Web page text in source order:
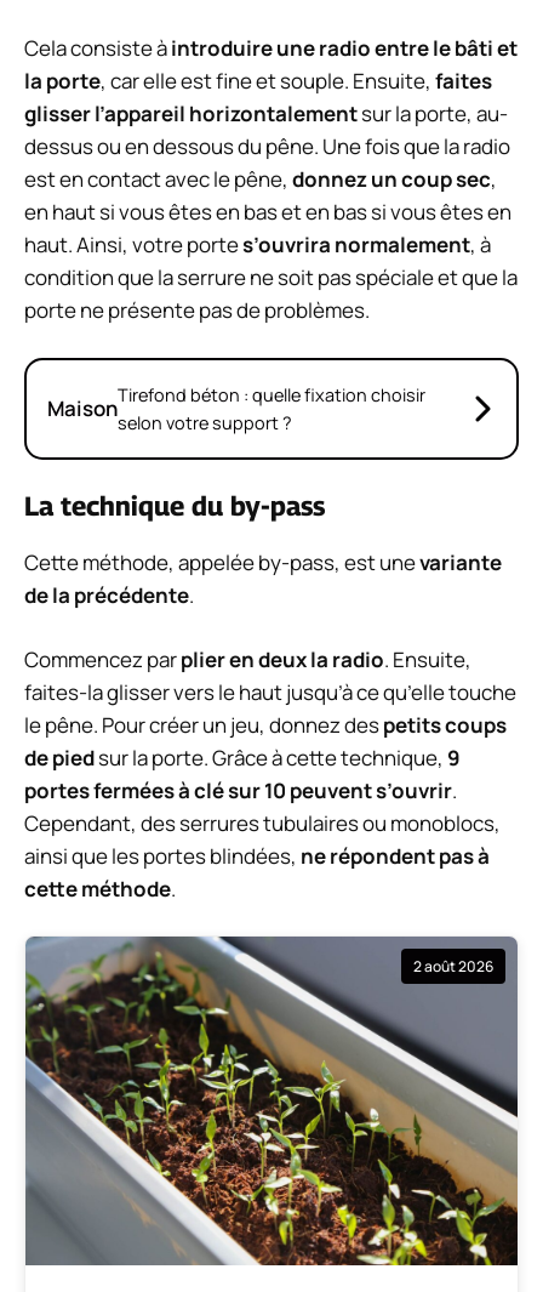
Cela consiste àintroduire une radio entre le bâti et
la porte, car elle est fine et souple. Ensuite, faites
glisser l’appareil horizontalementsur la porte, au-
dessus ou en dessous du pêne. Une fois que la radio
est en contact avec le pêne, donnez un coup sec,
en haut si vous êtes en bas et en bas si vous êtes en
haut. Ainsi, votre portes’ouvrira normalement, à
condition que la serrure ne soit pas spéciale et que la
porte ne présente pas de problèmes.
MaisonTirefond béton : quelle fixation choisir
selon votre support ?
La technique du by-pass
Cette méthode, appelée by-pass, est unevariante
de la précédente.
Commencez parplier en deux la radio. Ensuite,
faites-la glisser vers le haut jusqu’à ce qu’elle touche
le pêne. Pour créer un jeu, donnez despetits coups
de piedsur la porte. Grâce à cette technique, 9
portes fermées à clé sur 10 peuvent s’ouvrir.
Cependant, des serrures tubulaires ou monoblocs,
ainsi que les portes blindées, ne répondent pas à
cette méthode.
2 août 2026